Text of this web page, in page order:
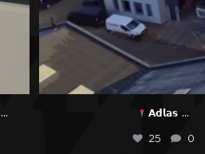
... 𝗔𝗱𝗹𝗮𝘀 ...
25 0